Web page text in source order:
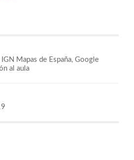
Mapas de España, Google
al aula